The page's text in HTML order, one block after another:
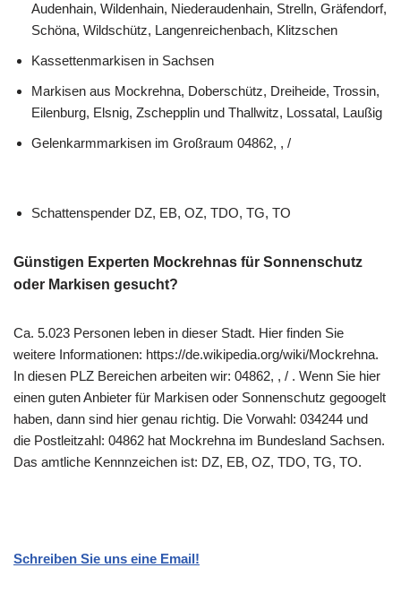
Audenhain, Wildenhain, Niederaudenhain, Strelln, Gräfendorf,
Schöna, Wildschütz, Langenreichenbach, Klitzschen
Kassettenmarkisen in Sachsen
Markisen aus Mockrehna, Doberschütz, Dreiheide, Trossin,
Eilenburg, Elsnig, Zschepplin und Thallwitz, Lossatal, Laußig
Gelenkarmmarkisen im Großraum 04862, , /
Schattenspender DZ, EB, OZ, TDO, TG, TO
Günstigen Experten Mockrehnas für Sonnenschutz
oder Markisen gesucht?
Ca. 5.023 Personen leben in dieser Stadt. Hier finden Sie
weitere Informationen: https://de.wikipedia.org/wiki/Mockrehna.
In diesen PLZ Bereichen arbeiten wir: 04862, , / . Wenn Sie hier
einen guten Anbieter für Markisen oder Sonnenschutz gegoogelt
haben, dann sind hier genau richtig. Die Vorwahl: 034244 und
die Postleitzahl: 04862 hat Mockrehna im Bundesland Sachsen.
Das amtliche Kennnzeichen ist: DZ, EB, OZ, TDO, TG, TO.
Schreiben Sie uns eine Email!